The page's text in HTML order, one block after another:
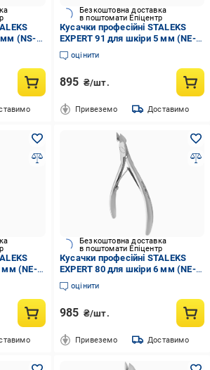
мм (NS-
Безкоштовна доставка
в поштомати Епіцентр
Кусачки професійні STALEKS
EXPERT 91 для шкіри 5 мм (NE-
91-5)
оцінити
895 ₴/шт.
Привеземо Доставимо
мм (NE-
Безкоштовна доставка
в поштомати Епіцентр
Кусачки професійні STALEKS
EXPERT 80 для шкіри 6 мм (NE-
80-6)
оцінити
985 ₴/шт.
Привеземо Доставимо